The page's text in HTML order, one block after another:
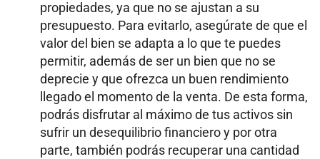
propiedades, ya que no se ajustan a su
presupuesto. Para evitarlo, asegúrate de que el
valor del bien se adapta a lo que te puedes
permitir, además de ser un bien que no se
deprecie y que ofrezca un buen rendimiento
llegado el momento de la venta. De esta forma,
podrás disfrutar al máximo de tus activos sin
sufrir un desequilibrio financiero y por otra
parte, también podrás recuperar una cantidad